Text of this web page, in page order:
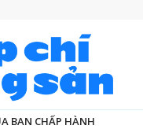
BAN CHẤP HÀNH